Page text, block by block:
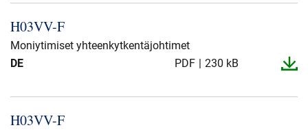
H03VV-​F
Moniytimiset yhteenkytkentäjohtimet
DE
PDF 230 kB
H03VV-​F